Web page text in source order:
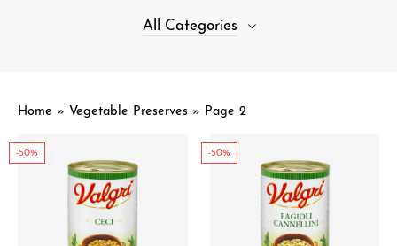
All Categories
Home » Vegetable Preserves » Page 2
-50% -50%